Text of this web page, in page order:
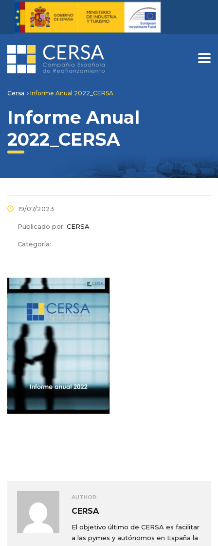
Cersa Informe Anual 2022_CERSA
Informe Anual
2022_CERSA
19/07/2023
Publicado por: CERSA
Categoría:
AUTHOR:
CERSA
El objetivo último de CERSA es facilitar
a las pymes y autónomos en España la